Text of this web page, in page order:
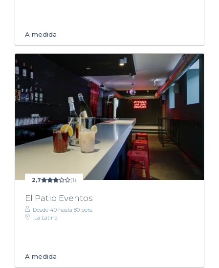
A medida
2,7 (1)
El Patio Eventos
Desde 40 hasta 80 pers.
La Latina
A medida